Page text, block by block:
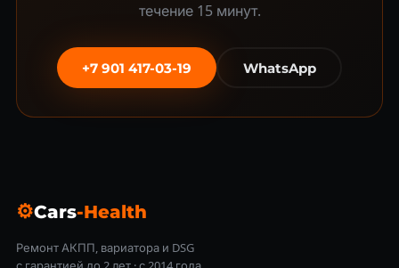
течение 15 минут.
+7 901 417-03-19 WhatsApp
⚙Cars-Health
Ремонт АКПП, вариатора и DSG